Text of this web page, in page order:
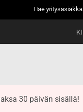
Hae
30 päivän sisällä!